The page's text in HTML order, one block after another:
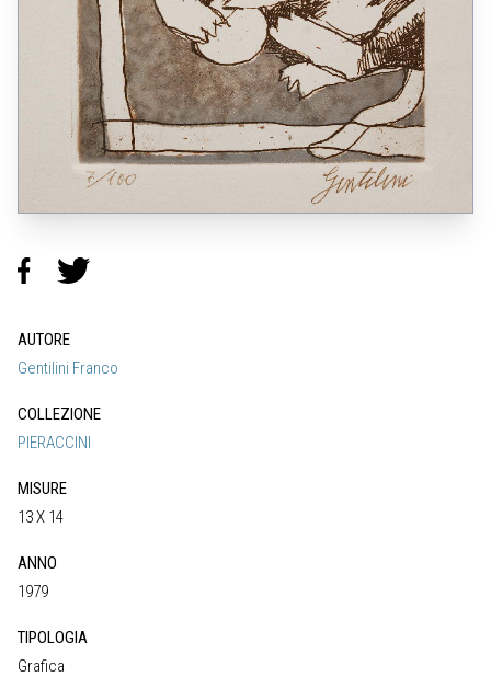
AUTORE
Gentilini Franco
COLLEZIONE
PIERACCINI
MISURE
13 X 14
ANNO
1979
TIPOLOGIA
Grafica